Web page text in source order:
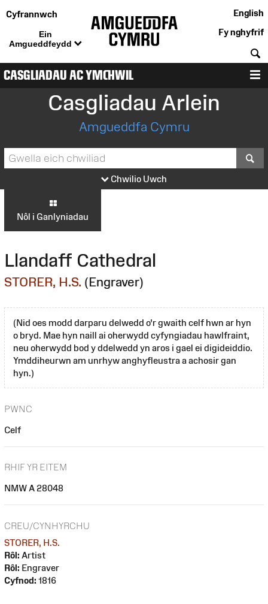
Cyfrannwch
Ein
Amgueddfeydd
English
Fy nghyfrif
CASGLIADAU AC YMCHWIL
Casgliadau Arlein
Amgueddfa Cymru
Chwilio Uwch
Nôl i Ganlyniadau
Llandaff Cathedral
STORER, H.S. (Engraver)
(Nid oes modd darparu delwedd o'r gwaith celf hwn ar hyn
o bryd. Mae hyn naill ai oherwydd cyfyngiadau hawlfraint,
neu oherwydd bod y ddelwedd yn aros i gael ei digideiddio.
Ymddiheurwn am unrhyw anghyfleustra a achosir gan
hyn.)
PWNC
Celf
RHIF YR EITEM
NMW A 28048
CREU/CYNHYRCHU
STORER, H.S.
Rôl: Artist
Rôl: Engraver
Cyfnod: 1816